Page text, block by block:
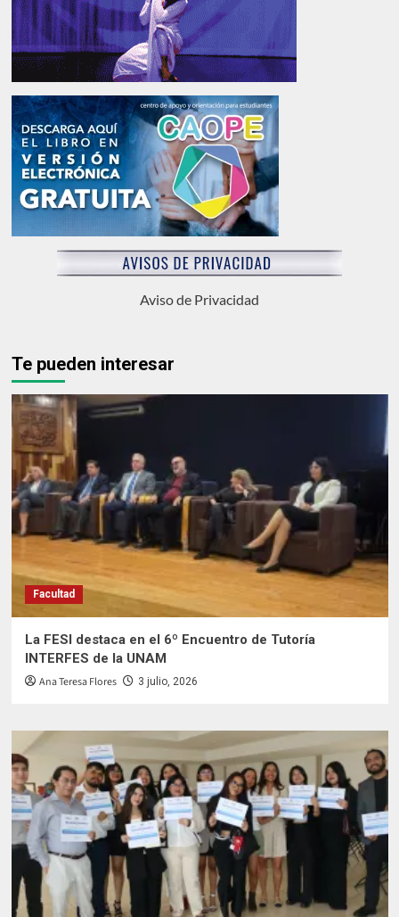
Aviso de Privacidad
Te pueden interesar
Facultad
La FESI destaca en el 6º Encuentro de Tutoría
INTERFES de la UNAM
Ana Teresa Flores 3 julio, 2026